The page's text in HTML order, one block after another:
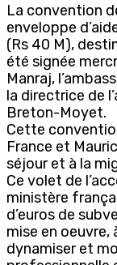
La convention
enveloppe
(Rs 40 M),
été signée
Manraj,
la directrice de
Breton-Moyet.
Cette
France et
séjour et à la
Ce volet de
ministère
d’euros de
mise en oeuvre,
dynamiser et